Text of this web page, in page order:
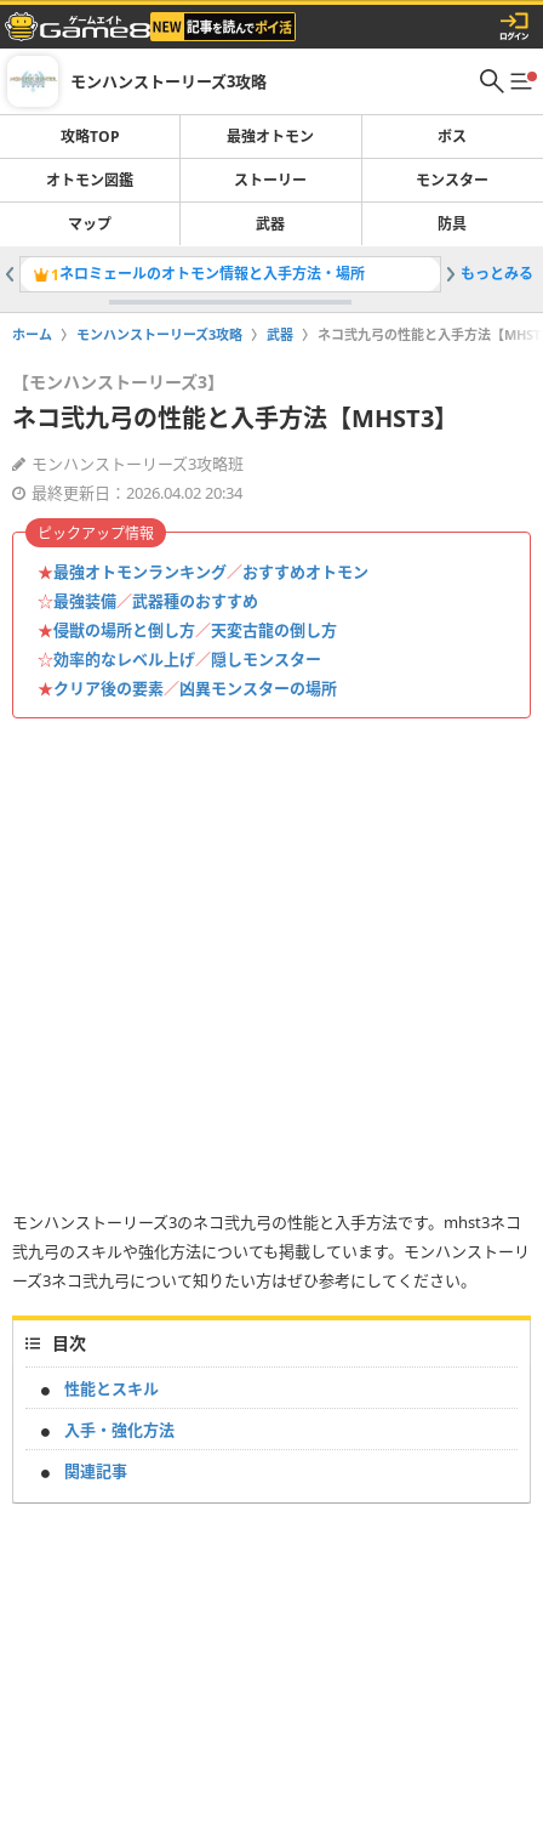
モンハンストーリーズ3攻略
攻略TOP 最強オトモン ボス
オトモン図鑑 ストーリー モンスター
マップ 武器 防具
1ネロミェールのオトモン情報と入手方法・場所 2侵獣ネ
もっとみる
ホーム モンハンストーリーズ3攻略 武器 ネコ弐九弓の性能と入手方法【
【モンハンストーリーズ3】
ネコ弐九弓の性能と入手方法【MHST3】
モンハンストーリーズ3攻略班
最終更新日：2026.04.02 20:34
★最強オトモンランキング／おすすめオトモン
☆最強装備／武器種のおすすめ
★侵獣の場所と倒し方／天変古龍の倒し方
☆効率的なレベル上げ／隠しモンスター
★クリア後の要素／凶異モンスターの場所
ピックアップ情報
モンハンストーリーズ3のネコ弐九弓の性能と入手方法です。mhst3ネコ
弐九弓のスキルや強化方法についても掲載しています。モンハンストーリ
ーズ3ネコ弐九弓について知りたい方はぜひ参考にしてください。
目次
性能とスキル
入手・強化方法
関連記事